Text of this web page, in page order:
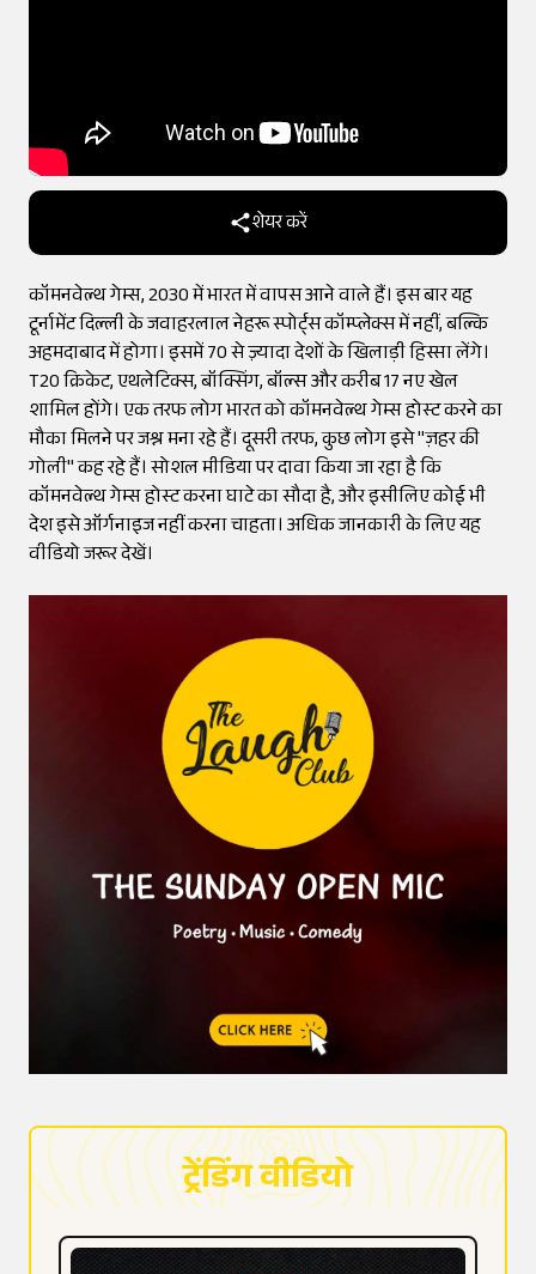
शेयर करें
कॉमनवेल्थ गेम्स, 2030 में भारत में वापस आने वाले हैं। इस बार यह
टूर्नामेंट दिल्ली के जवाहरलाल नेहरू स्पोर्ट्स कॉम्प्लेक्स में नहीं, बल्कि
अहमदाबाद में होगा। इसमें 70 से ज़्यादा देशों के खिलाड़ी हिस्सा लेंगे।
T20 क्रिकेट, एथलेटिक्स, बॉक्सिंग, बॉल्स और करीब 17 नए खेल
शामिल होंगे। एक तरफ लोग भारत को कॉमनवेल्थ गेम्स होस्ट करने का
मौका मिलने पर जश्न मना रहे हैं। दूसरी तरफ, कुछ लोग इसे "ज़हर की
गोली" कह रहे हैं। सोशल मीडिया पर दावा किया जा रहा है कि
कॉमनवेल्थ गेम्स होस्ट करना घाटे का सौदा है, और इसीलिए कोई भी
देश इसे ऑर्गनाइज नहीं करना चाहता। अधिक जानकारी के लिए यह
वीडियो जरूर देखें।
ट्रेंडिंग वीडियो